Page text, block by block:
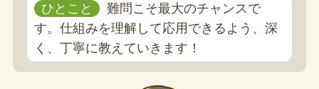
ひとこと
難問こそ最大のチャンスで
す。仕組みを理解して応用できるよう、深
く、丁寧に教えていきます！